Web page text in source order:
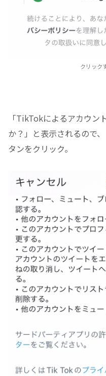
クリック
「TikTokによるアカウン
か？」と表示されるので
タンをクリック。